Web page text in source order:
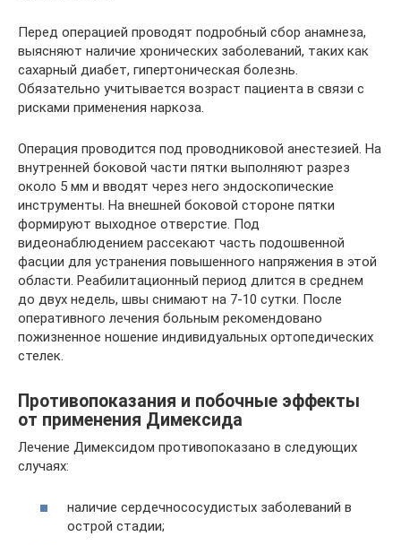
Перед операцией проводят подробный сбор анамнеза,
выясняют наличие хронических заболеваний, таких как
сахарный диабет, гипертоническая болезнь.
Обязательно учитывается возраст пациента в связи с
рисками применения наркоза.
Операция проводится под проводниковой анестезией. На
внутренней боковой части пятки выполняют разрез
около 5 мм и вводят через него эндоскопические
инструменты. На внешней боковой стороне пятки
формируют выходное отверстие. Под
видеонаблюдением рассекают часть подошвенной
фасции для устранения повышенного напряжения в этой
области. Реабилитационный период длится в среднем
до двух недель, швы снимают на 7-10 сутки. После
оперативного лечения больным рекомендовано
пожизненное ношение индивидуальных ортопедических
стелек.
Противопоказания и побочные эффекты
от применения Димексида
Лечение Димексидом противопоказано в следующих
случаях:
наличие сердечнососудистых заболеваний в
острой стадии;